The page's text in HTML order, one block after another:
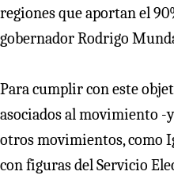
regiones que aportan el
gobernador Rodrigo
Para cumplir con este
asociados al movimiento -
otros movimientos, como
con figuras del Servicio